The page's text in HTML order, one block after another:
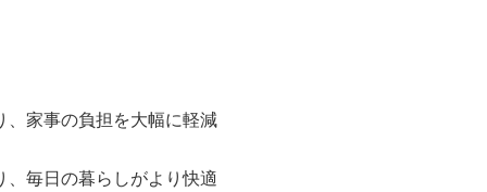
家事の負担を大幅に軽減
毎日の暮らしがより快適